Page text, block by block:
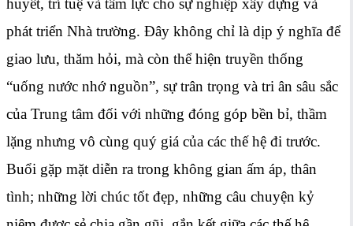
huyết, trí tuệ và tâm lực cho sự nghiệp xây dựng và
phát triển Nhà trường. Đây không chỉ là dịp ý nghĩa để
giao lưu, thăm hỏi, mà còn thể hiện truyền thống
“uống nước nhớ nguồn”, sự trân trọng và tri ân sâu sắc
của Trung tâm đối với những đóng góp bền bỉ, thầm
lặng nhưng vô cùng quý giá của các thế hệ đi trước.
Buổi gặp mặt diễn ra trong không gian ấm áp, thân
tình; những lời chúc tốt đẹp, những câu chuyện kỷ